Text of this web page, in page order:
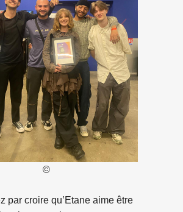
©
par croire qu’Etane aime être